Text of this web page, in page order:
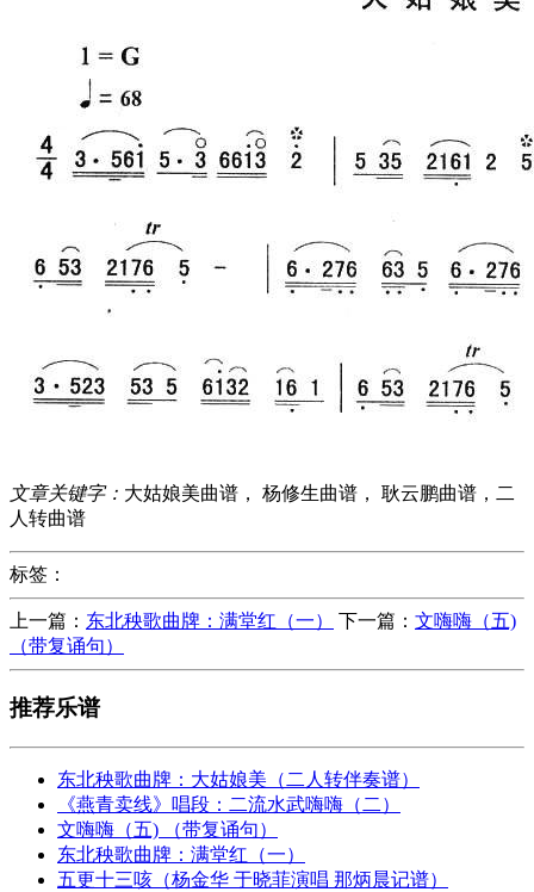
文章关键字： 大姑娘美曲谱， 杨修生曲谱， 耿云鹏曲谱，二
人转曲谱
标签：
上一篇： 东北秧歌曲牌：满堂红（一） 下一篇： 文嗨嗨（五)
（带复诵句）
推荐乐谱
东北秧歌曲牌：大姑娘美（二人转伴奏谱）
《燕青卖线》唱段：二流水武嗨嗨（二）
文嗨嗨（五) （带复诵句）
东北秧歌曲牌：满堂红（一）
五更十三咳（杨金华 于晓菲演唱 那炳晨记谱）